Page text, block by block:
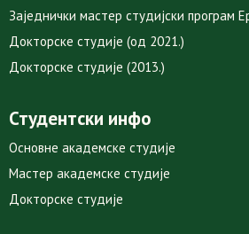
Заједнички мастер студијски програм
Докторске студије (од 2021.)
Докторске студије (2013.)
Студентски инфо
Основне академске студије
Мастер академске студије
Докторске студије